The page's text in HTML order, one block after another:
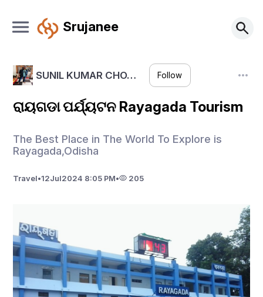
Srujanee
SUNIL KUMAR CHO… Follow
ରାୟଗଡା ପର୍ଯ୍ୟଟନ Rayagada Tourism
The Best Place in The World To Explore is
Rayagada,Odisha
Travel•12Jul2024 8:05 PM• 205